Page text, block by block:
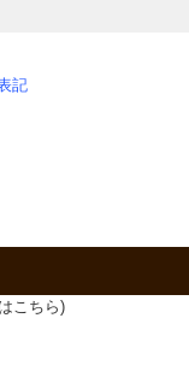
記
こちら)